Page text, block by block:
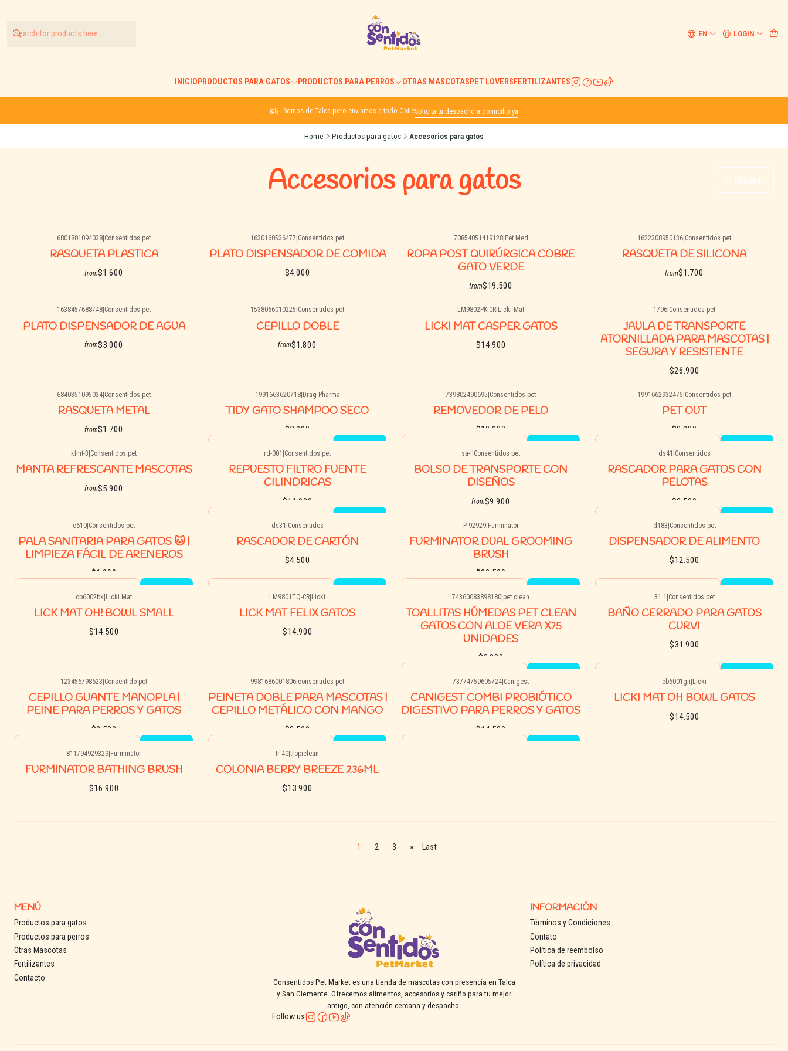
EN LOGIN
INICIOPRODUCTOS PARA GATOS PRODUCTOS PARA PERROS OTRAS MASCOTASPET LOVERSFERTILIZANTES
Somos de Talca pero enviamos a todo ChileSolicita tu despacho a domicilio ya
Home Productos para gatos Accesorios para gatos
Accesorios para gatos Filters
6801801094038 Consentidos pet
RASQUETA PLASTICA
from$1.600
See options
1630160536477 Consentidos pet
PLATO DISPENSADOR DE COMIDA
$4.000
See options
70854051419128| Pet Med
ROPA POST QUIRÚRGICA COBRE
GATO VERDE
from$19.500
See options
1622308950136 Consentidos pet
RASQUETA DE SILICONA
from$1.700
See options
1638457688748 Consentidos pet
PLATO DISPENSADOR DE AGUA
from$3.000
See options
1538066010225 Consentidos pet
CEPILLO DOBLE
from$1.800
See options
LM9802PK-CR Licki Mat
LICKI MAT CASPER GATOS
$14.900
See options
1796 Consentidos pet
JAULA DE TRANSPORTE
ATORNILLADA PARA MASCOTAS |
SEGURA Y RESISTENTE
$26.900
See options
6840351095034|Consentidos pet
RASQUETA METAL
from$1.700
See options
1991663620718|Drag Pharma
TIDY GATO SHAMPOO SECO
$3.990
Buy now
739802490695|Consentidos pet
REMOVEDOR DE PELO
$10.900
Buy now
1991662932475|Consentidos pet
PET OUT
$8.200
Buy now
klmt-3 Consentidos pet
MANTA REFRESCANTE MASCOTAS
from$5.900
See options
rd-001 Consentidos pet
REPUESTO FILTRO FUENTE
CILINDRICAS
$11.900
Buy now
sa-l Consentidos pet
BOLSO DE TRANSPORTE CON
DISEÑOS
from$9.900
See options
ds41 Consentidos
RASCADOR PARA GATOS CON
PELOTAS
$8.500
Buy now
c610|Consentidos pet
PALA SANITARIA PARA GATOS 🐱 |
LIMPIEZA FÁCIL DE ARENEROS
$1.000
Buy now
ds31 |Consentidos
RASCADOR DE CARTÓN
$4.500
Buy now
P-92929|Furminator
FURMINATOR DUAL GROOMING
BRUSH
$22.500
Buy now
d183|Consentidos pet
DISPENSADOR DE ALIMENTO
$12.500
Buy now
ob6002bk|Licki Mat
LICK MAT OH! BOWL SMALL
$14.500
See options
LM9801TQ-CR|Licki
LICK MAT FELIX GATOS
$14.900
See options
74360083898180|pet clean
TOALLITAS HÚMEDAS PET CLEAN
GATOS CON ALOE VERA X75
UNIDADES
$3.800
Buy now
31.1 |Consentidos pet
BAÑO CERRADO PARA GATOS
CURVI
$31.900
Buy now
123456798623 Consentido pet
CEPILLO GUANTE MANOPLA |
PEINE PARA PERROS Y GATOS
$2.500
Buy now
9981686001806 consentidos pet
PEINETA DOBLE PARA MASCOTAS |
CEPILLO METÁLICO CON MANGO
$2.500
Buy now
73774759605724 Canigest
CANIGEST COMBI PROBIÓTICO
DIGESTIVO PARA PERROS Y GATOS
$14.500
ob6001gn Licki
LICKI MAT OH BOWL GATOS
$14.500
811794929329|Furminator
FURMINATOR BATHING BRUSH
$16.900
tr-40|tropiclean
COLONIA BERRY BREEZE 236ML
$13.900
1 2 3 » Last
MENÚ
Productos para gatos
Productos para perros
Otras Mascotas
Fertilizantes
Contacto
Consentidos Pet Market es una tienda de mascotas con presencia en Talca
y San Clemente. Ofrecemos alimentos, accesorios y cariño para tu mejor
amigo, con atención cercana y despacho.
Follow us
INFORMACIÓN
Términos y Condiciones
Contato
Política de reembolso
Política de privacidad